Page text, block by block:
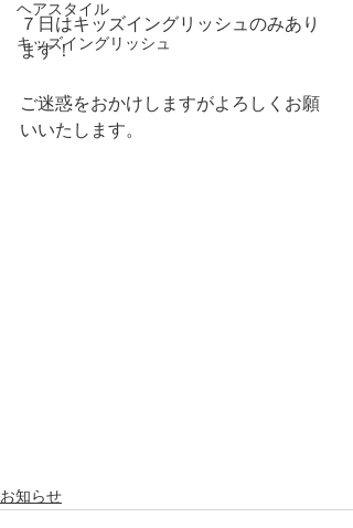
ヘアスタイル
キッズイングリッシュ
７日はキッズイングリッシュのみあり
ます！
ご迷惑をおかけしますがよろしくお願
いいたします。
お知らせ